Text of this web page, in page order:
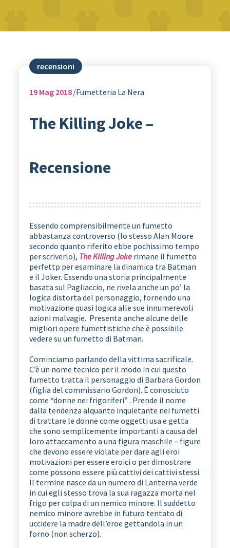
recensioni
19Mag 2018 Fumetteria La Nera
The Killing Joke –
Recensione
Essendo comprensibilmente un fumetto
abbastanza controverso (lo stesso Alan Moore
secondo quanto riferito ebbe pochissimo tempo
per scriverlo), The Killing Jokerimane il fumetto
perfettp per esaminare la dinamica tra Batman
e il Joker. Essendo una storia principalmente
basata sul Pagliaccio, ne rivela anche un po’ la
logica distorta del personaggio, fornendo una
motivazione quasi logica alle sue innumerevoli
azioni malvagie. Presenta anche alcune delle
migliori opere fumettistiche che è possibile
vedere su un fumetto di Batman.
Cominciamo parlando della vittima sacrificale.
C’è un nome tecnico per il modo in cui questo
fumetto tratta il personaggio di Barbara Gordon
(figlia del commissario Gordon). È conosciuto
come “donne nei frigoriferi” . Prende il nome
dalla tendenza alquanto inquietante nei fumetti
di trattare le donne come oggetti usa e getta
che sono semplicemente importanti a causa del
loro attaccamento a una figura maschile – figure
che devono essere violate per dare agli eroi
motivazioni per essere eroici o per dimostrare
come possono essere più cattivi dei cattivi stessi.
Il termine nasce da un numero di Lanterna verde
in cui egli stesso trova la sua ragazza morta nel
frigo per colpa di un nemico minore. Il suddetto
nemico minore avrebbe in futuro tentato di
uccidere la madre dell’eroe gettandola in un
forno (non scherzo).